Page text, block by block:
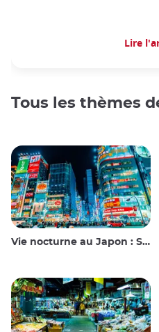
Lire
Tous les thèmes
Vie nocturne au Japon : Sortir, voir et boire